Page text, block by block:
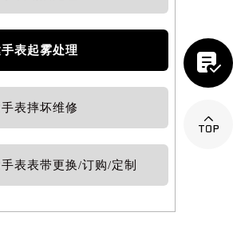
表起雾处理
表摔坏维修
表表带更换/订购/定制

